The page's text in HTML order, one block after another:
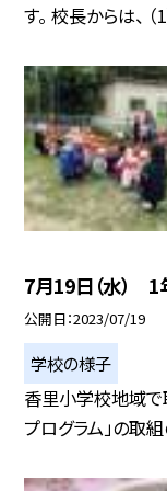
す。 校長からは、 （
7月19日（水）
公開日 2023/07/19
学校の様子
香里小学校地域で
プログラム」の取